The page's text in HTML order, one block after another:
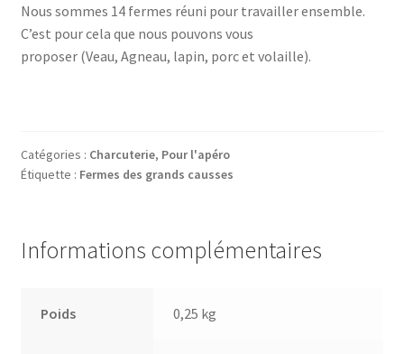
Nous sommes 14 fermes réuni pour travailler ensemble.
C’est pour cela que nous pouvons vous
proposer (Veau, Agneau, lapin, porc et volaille).
Catégories : Charcuterie, Pour l'apéro
Étiquette : Fermes des grands causses
Informations complémentaires
Poids 0,25 kg